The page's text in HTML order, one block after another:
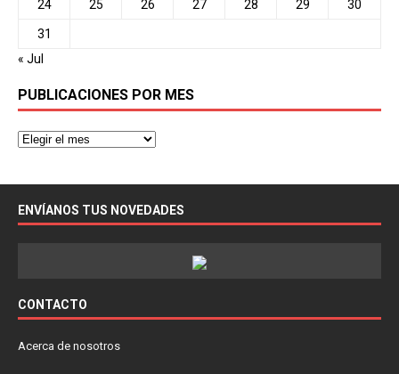
24 25 26 27 28 29 30
31
« Jul
PUBLICACIONES POR MES
ENVÍANOS TUS NOVEDADES
CONTACTO
Acerca de nosotros